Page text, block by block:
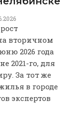
вторичном
2026 года
2021-го, для
За тот же
в городе
экспертов